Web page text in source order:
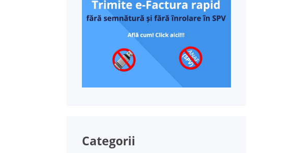
Categorii